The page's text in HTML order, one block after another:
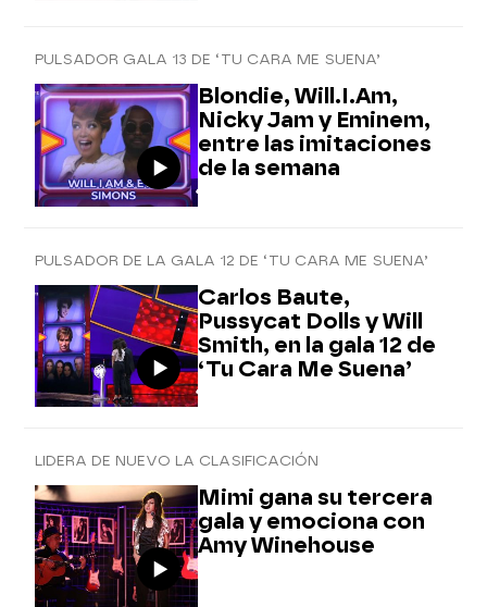
PULSADOR GALA 13 DE ‘TU CARA ME SUENA’
Blondie, Will.I.Am,
Nicky Jam y Eminem,
entre las imitaciones
de la semana
PULSADOR DE LA GALA 12 DE ‘TU CARA ME SUENA’
Carlos Baute,
Pussycat Dolls y Will
Smith, en la gala 12 de
‘Tu Cara Me Suena’
LIDERA DE NUEVO LA CLASIFICACIÓN
Mimi gana su tercera
gala y emociona con
Amy Winehouse